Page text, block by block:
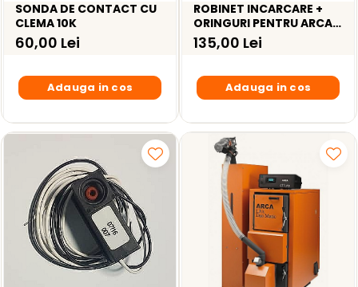
SONDA DE CONTACT CU
CLEMA 10K
60,00 Lei
Adauga in cos
ROBINET INCARCARE +
ORINGURI PENTRU ARCA
PIXEL / POCKET -
AST0900P
135,00 Lei
Adauga in cos